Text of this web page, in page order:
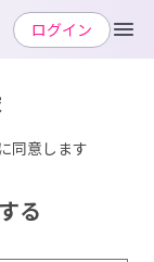
に同意します
る
ログイン